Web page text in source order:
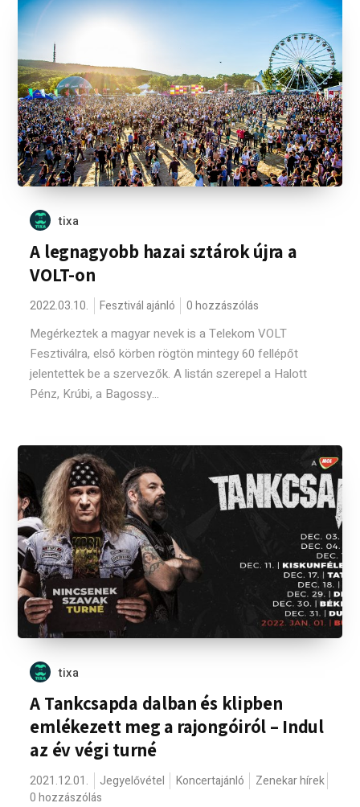
tixa
A legnagyobb hazai sztárok újra a
VOLT-on
2022.03.10. Fesztivál ajánló 0 hozzászólás
Megérkeztek a magyar nevek is a Telekom VOLT
Fesztiválra, első körben rögtön mintegy 60 fellépőt
jelentettek be a szervezők. A listán szerepel a Halott
Pénz, Krúbi, a Bagossy...
tixa
A Tankcsapda dalban és klipben
emlékezett meg a rajongóiról – Indul
az év végi turné
2021.12.01. Jegyelővétel Koncertajánló
Zenekar hírek
0 hozzászólás